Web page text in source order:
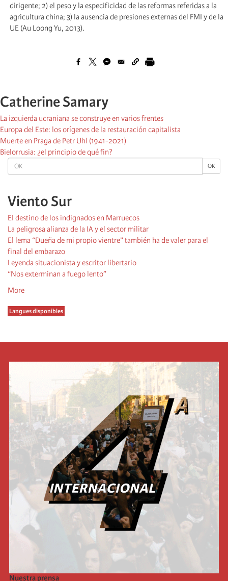
OK OK
Viento Sur
El destino de los indignados en Marruecos
La peligrosa alianza de la IA y el sector militar
El lema “Dueña de mi propio vientre” también ha de valer para el
final del embarazo
Leyenda situacionista y escritor libertario
“Nos exterminan a fuego lento”
More
Langues disponibles
dirigente; 2) el peso y la especificidad de las reformas referidas a la
agricultura china; 3) la ausencia de presiones externas del FMI y de la
UE (Au Loong Yu, 2013).
Catherine Samary
La izquierda ucraniana se construye en varios frentes
Europa del Este: los orígenes de la restauración capitalista
Muerte en Praga de Petr Uhl (1941-2021)
Bielorrusia: ¿el principio de qué fin?
Nuestra prensa